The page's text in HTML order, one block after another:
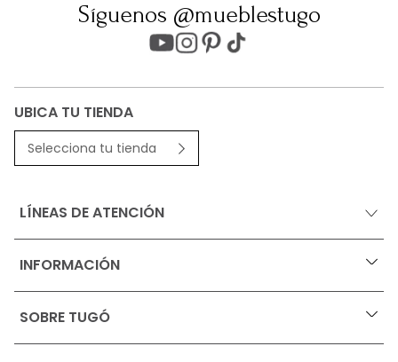
Síguenos @mueblestugo
UBICA TU TIENDA
Selecciona tu tienda
LÍNEAS DE ATENCIÓN
INFORMACIÓN +
Ofertas vigentes
Términos, condiciones y restricciones para productos
SOBRE TUGÓ +